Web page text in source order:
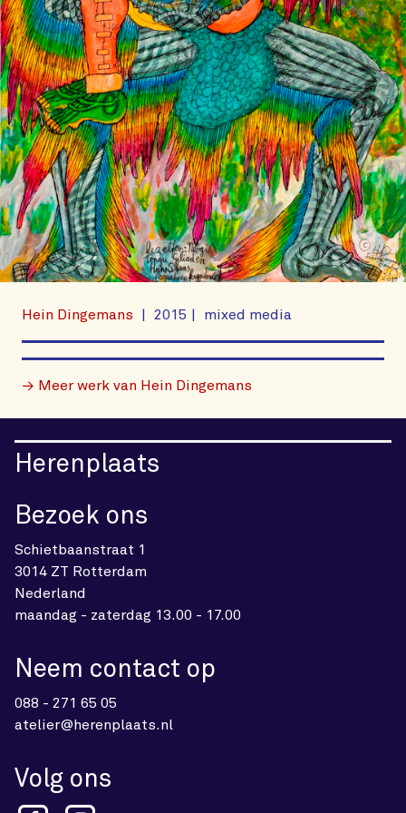
Hein Dingemans 2015 mixed media
→ Meer werk van Hein Dingemans
Herenplaats
Bezoek ons
Schietbaanstraat 1
3014 ZT Rotterdam
Nederland
maandag - zaterdag 13.00 - 17.00
Neem contact op
088 - 271 65 05
atelier@herenplaats.nl
Volg ons